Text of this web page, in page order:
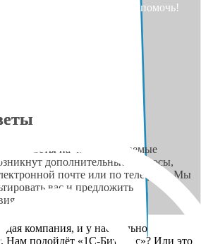
на свой вопрос? Разрешите помочь!
ответы на часто задаваемые
дополнительные вопросы,
почте или по телефону. Мы
вас и предложить
сотрудничества.
компания, и у нас сильно
Нам подойдёт «1С-Битрикс»? Или это